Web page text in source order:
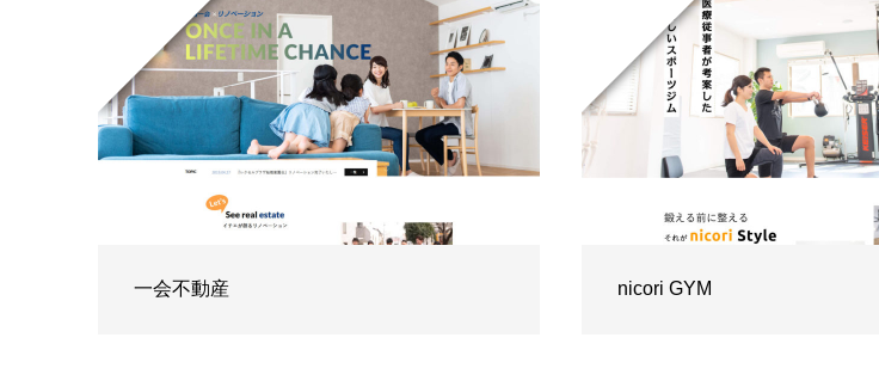
一会不動産 nicori GYM